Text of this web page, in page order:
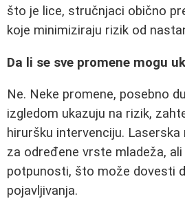
što je lice, stručnjaci obično
koje minimiziraju rizik od
Da li se sve promene mogu
Ne. Neke promene, posebno
izgledom ukazuju na rizik,
hiruršku intervenciju.
za određene vrste mladeža,
potpunosti, što može dovesti
pojavljivanja.